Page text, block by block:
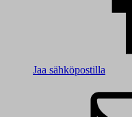
Jaa sähköpostilla